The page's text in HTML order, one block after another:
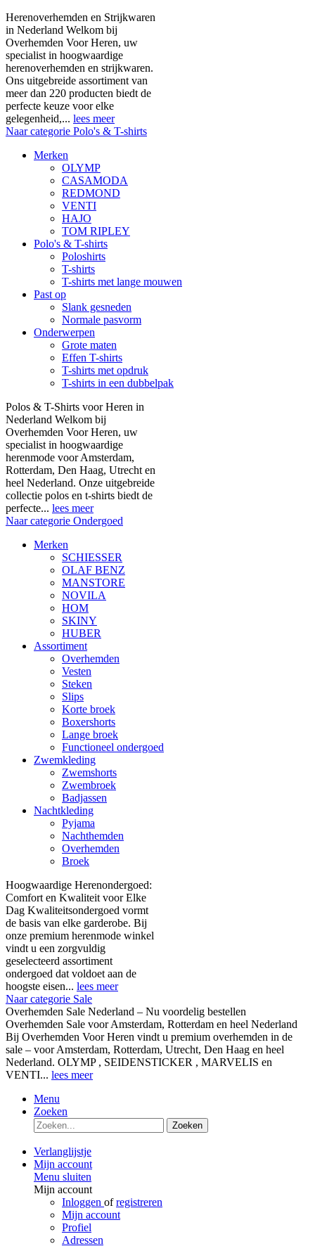
Herenoverhemden en Strijkwaren
in Nederland Welkom bij
Overhemden Voor Heren, uw
specialist in hoogwaardige
herenoverhemden en strijkwaren.
Ons uitgebreide assortiment van
meer dan 220 producten biedt de
perfecte keuze voor elke
gelegenheid,... lees meer
Naar categorie Polo's & T-shirts
Merken
OLYMP
CASAMODA
REDMOND
VENTI
HAJO
TOM RIPLEY
Polo's & T-shirts
Poloshirts
T-shirts
T-shirts met lange mouwen
Past op
Slank gesneden
Normale pasvorm
Onderwerpen
Grote maten
Effen T-shirts
T-shirts met opdruk
T-shirts in een dubbelpak
Polos & T-Shirts voor Heren in
Nederland Welkom bij
Overhemden Voor Heren, uw
specialist in hoogwaardige
herenmode voor Amsterdam,
Rotterdam, Den Haag, Utrecht en
heel Nederland. Onze uitgebreide
collectie polos en t-shirts biedt de
perfecte... lees meer
Naar categorie Ondergoed
Merken
SCHIESSER
OLAF BENZ
MANSTORE
NOVILA
HOM
SKINY
HUBER
Assortiment
Overhemden
Vesten
Steken
Slips
Korte broek
Boxershorts
Lange broek
Functioneel ondergoed
Zwemkleding
Zwemshorts
Zwembroek
Badjassen
Nachtkleding
Pyjama
Nachthemden
Overhemden
Broek
Hoogwaardige Herenondergoed:
Comfort en Kwaliteit voor Elke
Dag Kwaliteitsondergoed vormt
de basis van elke garderobe. Bij
onze premium herenmode winkel
vindt u een zorgvuldig
geselecteerd assortiment
ondergoed dat voldoet aan de
hoogste eisen... lees meer
Naar categorie Sale
Overhemden Sale Nederland – Nu voordelig bestellen
Overhemden Sale voor Amsterdam, Rotterdam en heel Nederland
Bij Overhemden Voor Heren vindt u premium overhemden in de
sale – voor Amsterdam, Rotterdam, Utrecht, Den Haag en heel
Nederland. OLYMP , SEIDENSTICKER , MARVELIS en
VENTI... lees meer
Menu
Zoeken
Zoeken
Verlanglijstje
Mijn account
Menu sluiten
Mijn account
Inloggen ofregistreren
Mijn account
Profiel
Adressen